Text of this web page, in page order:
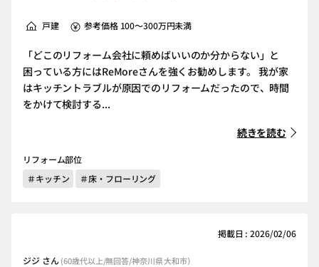
戸建 参考価格 100～300万円未満
「どこのリフォーム会社に頼めばいいのか分からない」と
困っている方にはReMoreさんを強くお勧めします。 我が家
はキッチントラブルが原因でのリフォームだったので、時間
をかけて検討する...
続きを読む
リフォーム部位
＃キッチン
＃床・フローリング
掲載日 : 2026/02/06
ジジ さん(60歳代以上/無回答/神奈川県 大和市）